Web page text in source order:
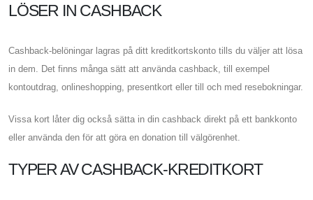
LÖSER IN CASHBACK
Cashback-belöningar lagras på ditt kreditkortskonto tills du väljer att lösa
in dem. Det finns många sätt att använda cashback, till exempel
kontoutdrag, onlineshopping, presentkort eller till och med resebokningar.
Vissa kort låter dig också sätta in din cashback direkt på ett bankkonto
eller använda den för att göra en donation till välgörenhet.
TYPER AV CASHBACK-KREDITKORT